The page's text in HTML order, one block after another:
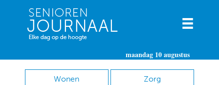
maandag 10 augustus
Wonen Zorg